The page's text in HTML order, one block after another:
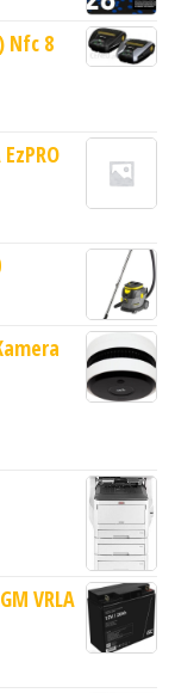
Nfc 8
VRLA